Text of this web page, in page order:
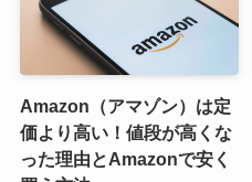
Amazon（アマゾン）は定
価より高い！値段が高くな
った理由とAmazonで安く